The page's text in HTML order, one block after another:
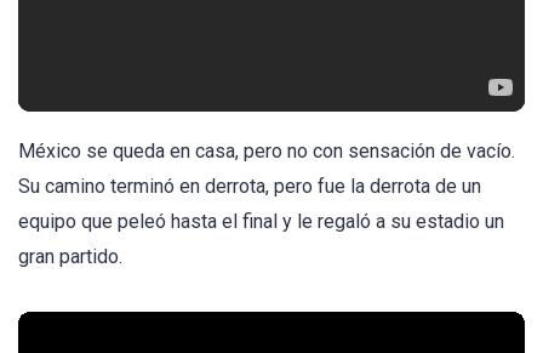
México se queda en casa, pero no con sensación de vacío.
Su camino terminó en derrota, pero fue la derrota de un
equipo que peleó hasta el final y le regaló a su estadio un
gran partido.